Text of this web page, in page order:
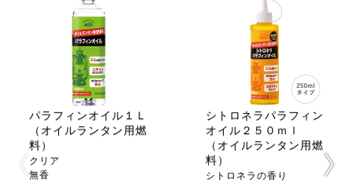
パラフィンオイル１Ｌ
（オイルランタン用燃
料）
クリア
無香
シトロネラパラフィン
オイル２５０ｍｌ
（オイルランタン用燃
料）
シトロネラの香り